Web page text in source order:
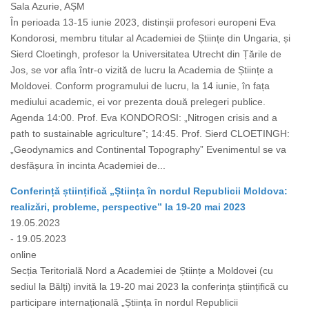
Sala Azurie, AȘM
În perioada 13-15 iunie 2023, distinșii profesori europeni Eva
Kondorosi, membru titular al Academiei de Științe din Ungaria, și
Sierd Cloetingh, profesor la Universitatea Utrecht din Țările de
Jos, se vor afla într-o vizită de lucru la Academia de Științe a
Moldovei. Conform programului de lucru, la 14 iunie, în fața
mediului academic, ei vor prezenta două prelegeri publice.
Agenda 14:00. Prof. Eva KONDOROSI: „Nitrogen crisis and a
path to sustainable agriculture”; 14:45. Prof. Sierd CLOETINGH:
„Geodynamics and Continental Topography” Evenimentul se va
desfășura în incinta Academiei de...
Conferință științifică „Știința în nordul Republicii Moldova:
realizări, probleme, perspective” la 19-20 mai 2023
19.05.2023
- 19.05.2023
online
Secția Teritorială Nord a Academiei de Științe a Moldovei (cu
sediul la Bălți) invită la 19-20 mai 2023 la conferința științifică cu
participare internațională „Știința în nordul Republicii